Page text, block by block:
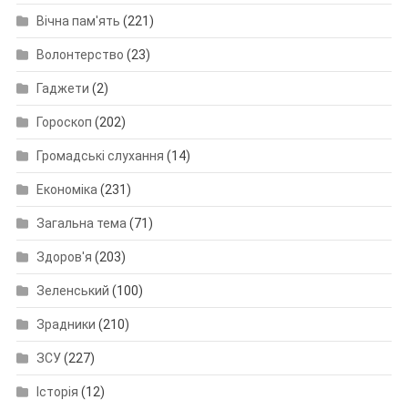
Вічна пам'ять (221)
Волонтерство (23)
Гаджети (2)
Гороскоп (202)
Громадські слухання (14)
Економіка (231)
Загальна тема (71)
Здоров'я (203)
Зеленський (100)
Зрадники (210)
ЗСУ(227)
Історія (12)